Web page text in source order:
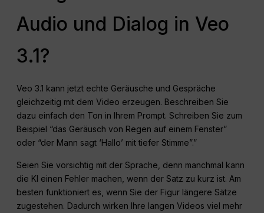
Audio und Dialog in Veo
3.1?
Veo 3.1 kann jetzt echte Geräusche und Gespräche
gleichzeitig mit dem Video erzeugen. Beschreiben Sie
dazu einfach den Ton in Ihrem Prompt. Schreiben Sie zum
Beispiel “das Geräusch von Regen auf einem Fenster”
oder “der Mann sagt ‘Hallo’ mit tiefer Stimme”.”
Seien Sie vorsichtig mit der Sprache, denn manchmal kann
die KI einen Fehler machen, wenn der Satz zu kurz ist. Am
besten funktioniert es, wenn Sie der Figur längere Sätze
zugestehen. Dadurch wirken Ihre langen Videos viel mehr